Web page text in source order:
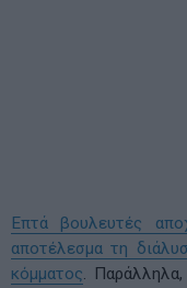
Επτά βουλευτές
αποτέλεσμα τη
κόμματος.